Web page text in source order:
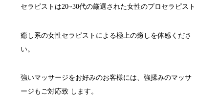
セラピストは20~30代の厳選された女性のプロセラピスト
癒し系の女性セラピストによる極上の癒しを体感くださ
い。
強いマッサージをお好みのお客様には、強揉みのマッサ
ージもご対応致 します。